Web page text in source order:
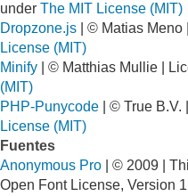
under The MIT License (MIT)
Dropzone.js | © Matias
License (MIT)
Minify | © Matthias Mullie |
(MIT)
PHP-Punycode | © True
License (MIT)
Fuentes
Anonymous Pro | © 2009 |
Open Font License, Version